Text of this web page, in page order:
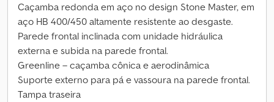
Caçamba redonda em aço no design Stone Master, em
aço HB 400/450 altamente resistente ao desgaste.
Parede frontal inclinada com unidade hidráulica
externa e subida na parede frontal.
Greenline – caçamba cônica e aerodinâmica
Suporte externo para pá e vassoura na parede frontal.
Tampa traseira